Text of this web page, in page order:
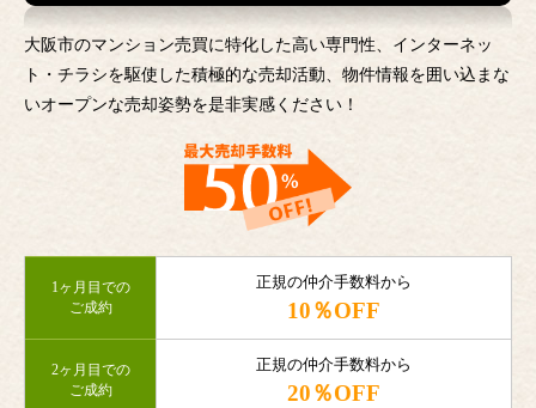
大阪市のマンション売買に特化した高い専門性、インターネッ
ト・チラシを駆使した積極的な売却活動、 物件情報を囲い込まな
いオープンな売却姿勢を是非実感ください！
1ヶ月目での
ご成約
正規の仲介手数料から
10％OFF
2ヶ月目での
ご成約
正規の仲介手数料から
20％OFF